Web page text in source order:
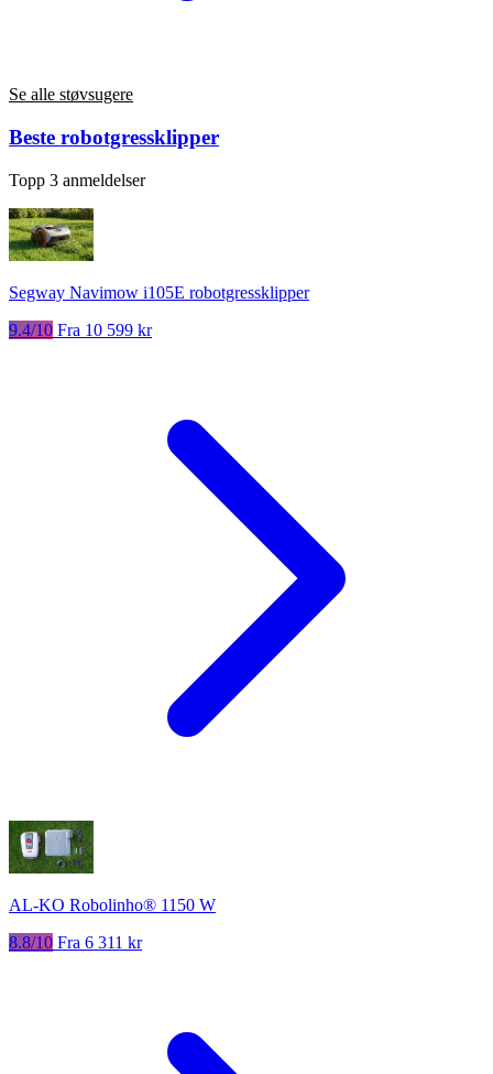
Se alle støvsugere
Beste robotgressklipper
Topp 3 anmeldelser
Segway Navimow i105E robotgressklipper
9.4/10 Fra 10 599 kr
AL-KO Robolinho® 1150 W
8.8/10 Fra 6 311 kr